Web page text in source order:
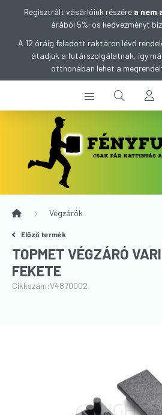
Regisztrált vásárlóink részére a nem
árából 5%-os kedvezményt
A 12 óráig feladott raktáron lévő
átadjuk a futárszolgálatnak, így
otthonában lehet a
Végzárók
Előző termék
TOPMET VÉGZÁRÓ
FEKETE
Cikkszám:V4870002